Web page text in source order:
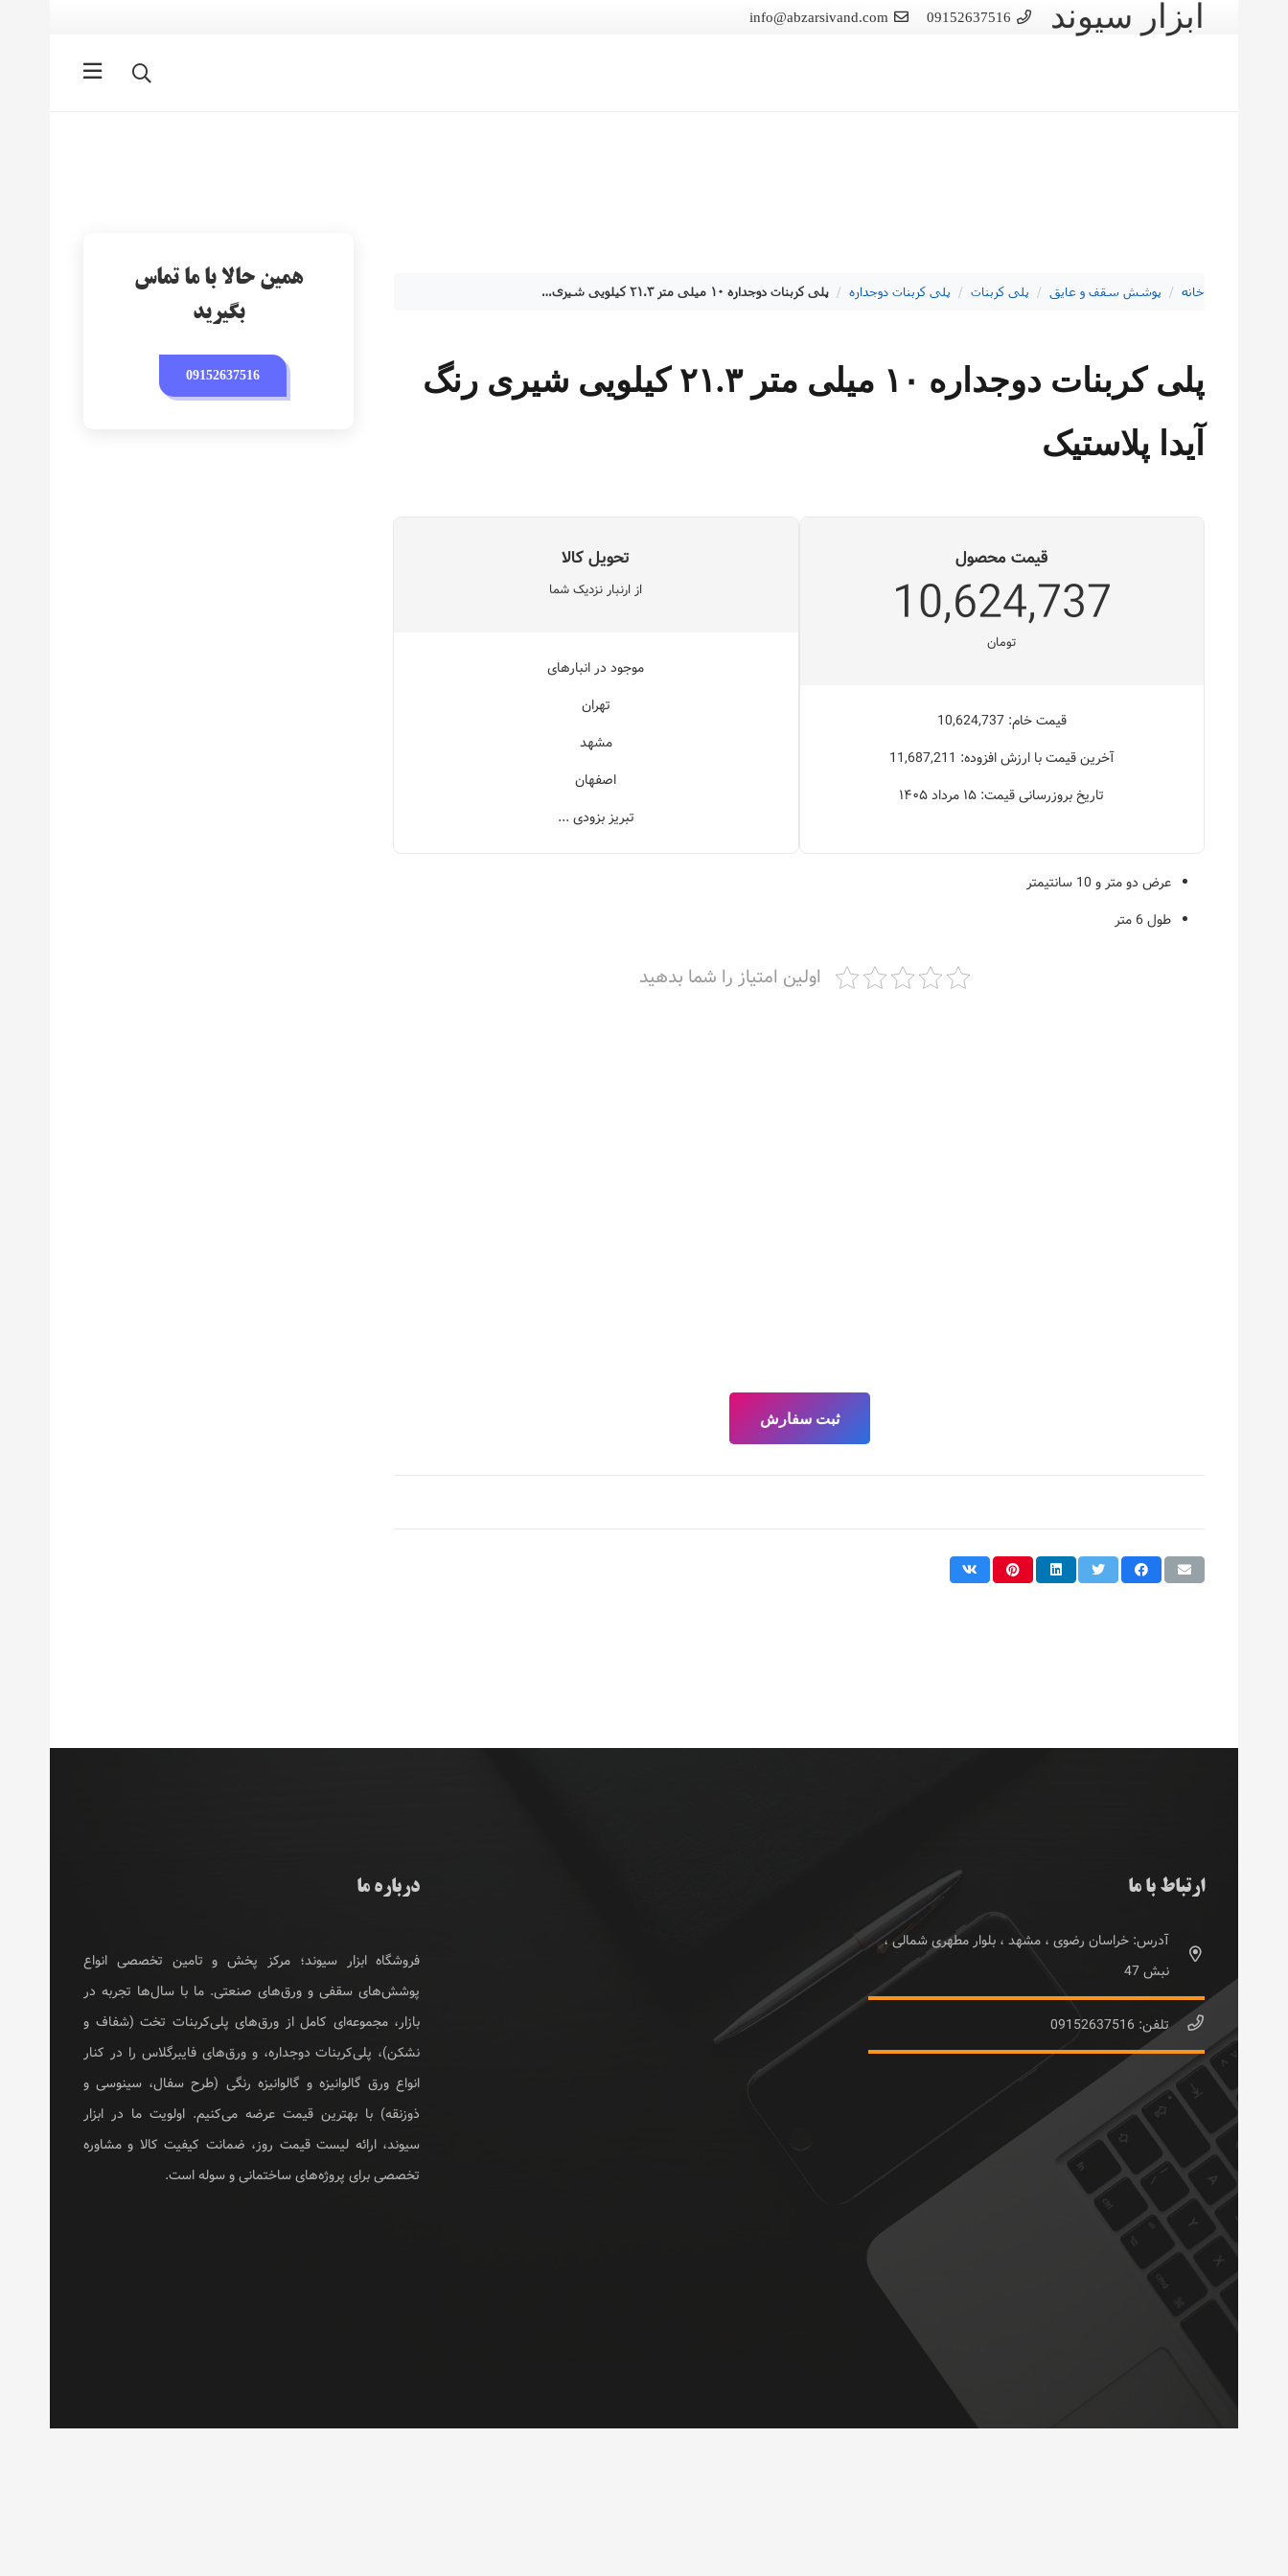
ابزار سیوند 09152637516
info@abzarsivand.com
خانه / پوشش سقف و عایق / پلی کربنات / پلی کربنات دوجداره / پلی کربنات دوجداره ۱۰ میلی متر ۲۱.۳ کیلویی شیری رنگ آیدا پلاستیک
پلی کربنات دوجداره ۱۰ میلی متر ۲۱.۳ کیلویی شیری رنگ
آیدا پلاستیک
قیمت محصول
10,624,737
تومان
قیمت خام: 10,624,737
آخرین قیمت با ارزش افزوده: 11,687,211
تاریخ بروزرسانی قیمت: ۱۵ مرداد ۱۴۰۵
تحویل کالا
از ارنبار نزدیک شما
موجود در انبارهای
تهران
مشهد
اصفهان
تبریز بزودی ...
عرض دو متر و 10 سانتیمتر
طول 6 متر
اولین امتیاز را شما بدهید
ثبت سفارش
همین حالا با ما تماس
بگیرید
09152637516
ارتباط با ما
آدرس: خراسان رضوی ، مشهد ، بلوار مطهری شمالی ،
نبش 47
تلفن: 09152637516
درباره ما
فروشگاه ابزار سیوند؛ مرکز پخش و تامین تخصصی انواع
پوشش‌های سقفی و ورق‌های صنعتی. ما با سال‌ها تجربه در
بازار، مجموعه‌ای کامل از ورق‌های پلی‌کربنات تخت (شفاف و
نشکن)، پلی‌کربنات دوجداره، و ورق‌های فایبرگلاس را در کنار
انواع ورق گالوانیزه و گالوانیزه رنگی (طرح سفال، سینوسی و
ذوزنقه) با بهترین قیمت عرضه می‌کنیم. اولویت ما در ابزار
سیوند، ارائه لیست قیمت روز، ضمانت کیفیت کالا و مشاوره
تخصصی برای پروژه‌های ساختمانی و سوله است.